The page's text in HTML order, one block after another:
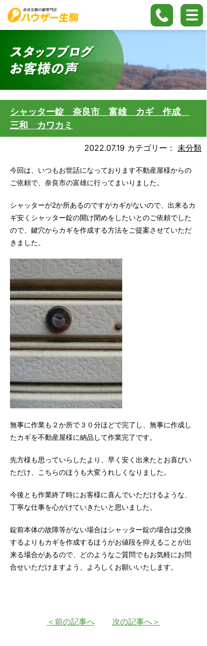
シャッター錠 奈良市 富雄 カギ 作成
三和 カワカミ
2022.07.19 カテゴリー： 未分類
今回は、いつもお世話になっております不動産屋様からの
ご依頼で、奈良市の富雄に行ってまいりました。
シャッターが2か所あるのですがカギがないので、出来るカ
ギ安くシャッター錠の開け閉めをしたいとのご依頼でした
ので、鍵穴からカギを作成する方法をご提案させていただ
きました。
無事に作業も２か所で３０分ほどで完了し、無事に作成し
たカギを不動産屋様に納品して作業完了です。
先方様も思っていらしたより、早く安く出来たとお喜びい
ただけ、こちらのほうも大変うれしくなりました。
今後とも作業終了時にお客様に喜んでいただけるような、
丁寧な仕事を心がけていきたいと思いました。
錠前本体の故障等がない場合はシャッター錠の場合は交換
するよりもカギを作成するほうがお値段を抑えることが出
来る場合があるので、どのようなご質問でもお気軽にお問
合せいただけますよう、よろしくお願いいたします。
＜前の記事へ 次の記事へ＞